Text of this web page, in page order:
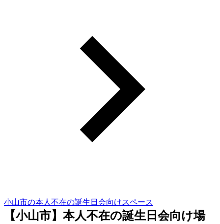
小山市の本人不在の誕生日会向けスペース
【小山市】本人不在の誕生日会向け場